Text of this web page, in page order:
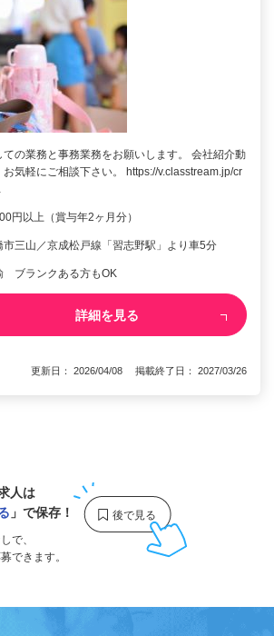
ての業務と事務業務をお願いします。 会社紹介動
お気軽にご相談下さい。 https://v.classtream.jp/cr
円以上（賞与年2ヶ月分）
市三山／京成松戸線「習志野駅」より車5分
ブランクある方もOK
詳細を見る
更新日： 2026/04/08 掲載終了日： 2027/03/26
人は
」で保存！
で、
できます。